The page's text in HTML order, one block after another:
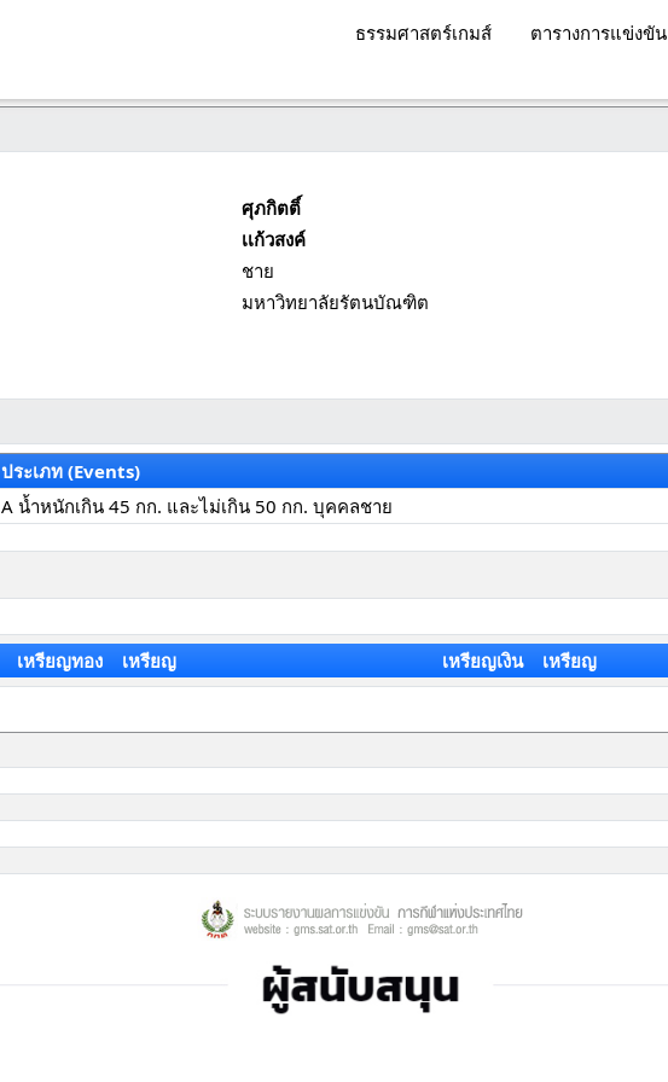
ธรรมศาสตร์เกมส์ ตารางการแข่งขัน
ศุภกิตติ์
เเก้วสงค์
ชาย
มหาวิทยาลัยรัตนบัณฑิต
ประเภท (Events)
A น้ำหนักเกิน 45 กก. และไม่เกิน 50 กก. บุคคลชาย
เหรียญทอง เหรียญ เหรียญเงิน เหรียญ